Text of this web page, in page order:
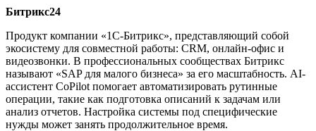
Битрикс24
Продукт компании «1С-Битрикс», представляющий собой
экосистему для совместной работы: CRM, онлайн-офис и
видеозвонки. В профессиональных сообществах Битрикс
называют «SAP для малого бизнеса» за его масштабность. AI-
ассистент CoPilot помогает автоматизировать рутинные
операции, такие как подготовка описаний к задачам или
анализ отчетов. Настройка системы под специфические
нужды может занять продолжительное время.